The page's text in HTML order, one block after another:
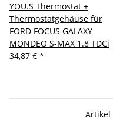
YOU.S Thermostat +
Thermostatgehäuse für
FORD FOCUS GALAXY
MONDEO S-MAX 1.8 TDCi
34,87 € *
Artikel